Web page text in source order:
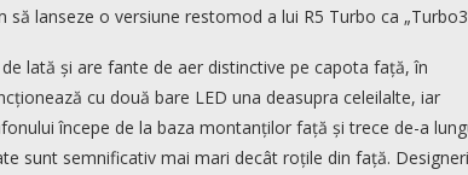
lanseze o versiune restomod a lui R5 Turbo ca
lată și are fante de aer distinctive pe capota față, în
cu două bare LED una deasupra celeilalte, iar
începe de la baza montanților față și trece de-a
sunt semnificativ mai mari decât roțile din față.